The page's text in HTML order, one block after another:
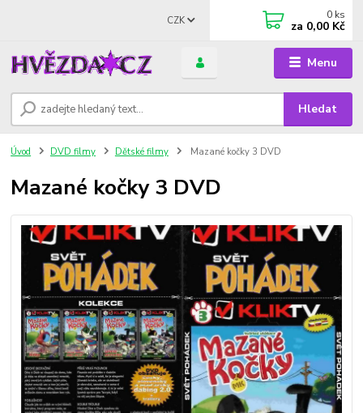
Menu
CZK
Hledat
0 ks
za 0,00 Kč
Úvod DVD filmy Dětské filmy Mazané kočky 3 DVD
Mazané kočky 3 DVD